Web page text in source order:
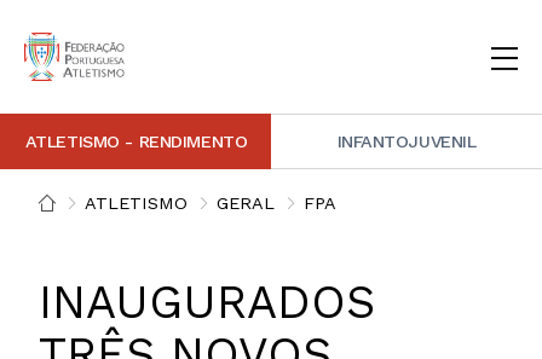
ATLETISMO - RENDIMENTO INFANTOJUVENIL
INSTITUCIONAL
DOCUMENTAÇÃO
ARBITRAGEM
DECISÕES DISCIPLINARES
CONTACTOS
FOTOGRAFIAS
VIDEOS
IMAGEM DE MARCA FPA
ATLETISMO GERAL FPA
INAUGURADOS